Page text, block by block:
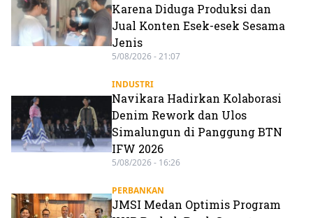
Karena Diduga Produksi dan
Jual Konten Esek-esek Sesama
Jenis
5/08/2026 - 21:07
INDUSTRI
Navikara Hadirkan Kolaborasi
Denim Rework dan Ulos
Simalungun di Panggung BTN
IFW 2026
5/08/2026 - 16:26
PERBANKAN
JMSI Medan Optimis Program